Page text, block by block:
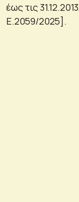
έως τις
Ε.2059/2025].